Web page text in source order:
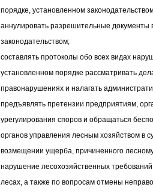
порядке, установленном
аннулировать разрешительные документы
законодательством;
составлять протоколы обо всех видах
установленном порядке рассматривать
правонарушениях и налагать
предъявлять претензии предприятиям,
урегулирования споров и обращаться
органов управления лесным хозяйством в
возмещении ущерба, причиненного
нарушение лесохозяйственных
лесах, а также по вопросам отмены